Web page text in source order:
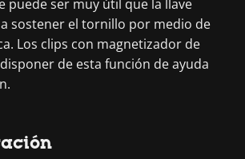
puede ser muy útil que la llave
sostener el tornillo por medio de
Los clips con magnetizador de
de esta función de ayuda